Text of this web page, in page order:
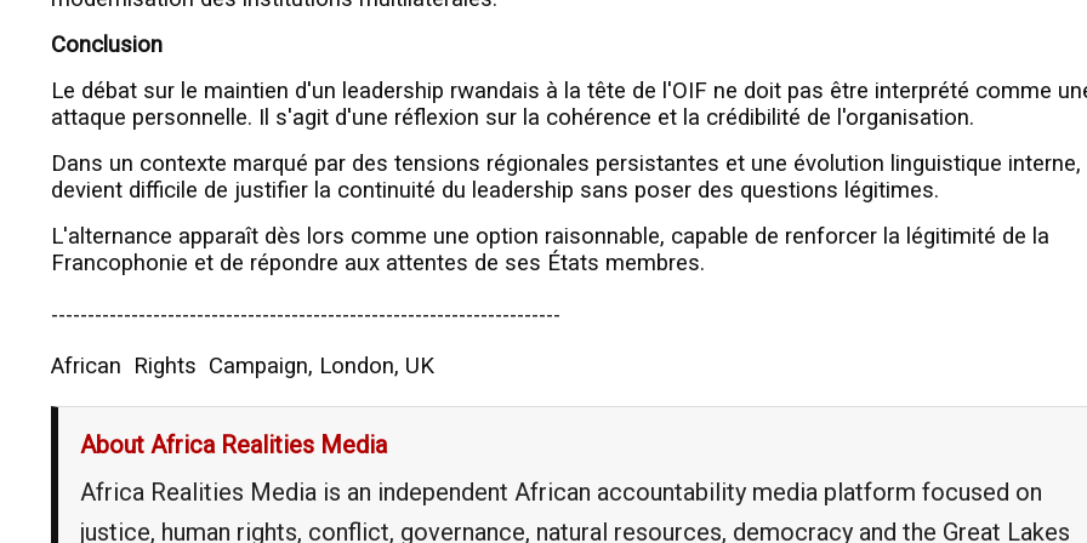
Conclusion
Le débat sur le maintien d'un leadership rwandais à la tête de l'OIF ne doit pas être interprété comme
attaque personnelle. Il s'agit d'une réflexion sur la cohérence et la crédibilité de l'organisation.
Dans un contexte marqué par des tensions régionales persistantes et une évolution linguistique interne,
devient difficile de justifier la continuité du leadership sans poser des questions légitimes.
L'alternance apparaît dès lors comme une option raisonnable, capable de renforcer la légitimité de la
Francophonie et de répondre aux attentes de ses États membres.
----------------------------------------------------------------------
African Rights Campaign, London, UK
About Africa Realities Media
Africa Realities Media is an independent African accountability media platform focused on
justice, human rights, conflict, governance, natural resources, democracy and the Great Lakes